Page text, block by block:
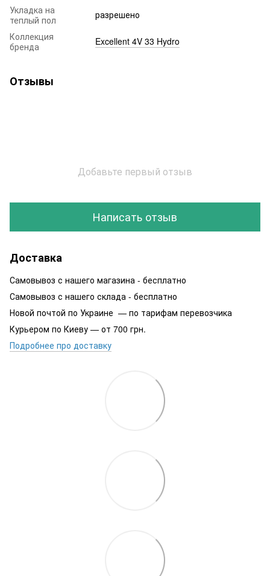
Укладка на
теплый пол
разрешено
Коллекция
бренда
Excellent 4V 33 Hydro
Отзывы
Добавьте первый отзыв
Написать отзыв
Доставка
Самовывоз с нашего магазина - бесплатно
Самовывоз с нашего склада - бесплатно
Новой почтой по Украине — по тарифам перевозчика
Курьером по Киеву — от 700 грн.
Подробнее про доставку